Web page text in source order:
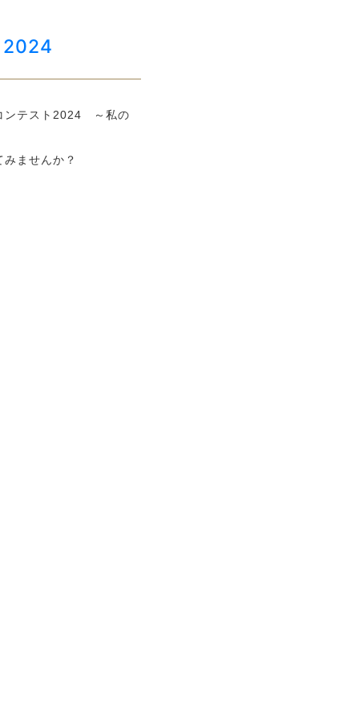
2024
ンテスト2024 ～私の
ませんか？